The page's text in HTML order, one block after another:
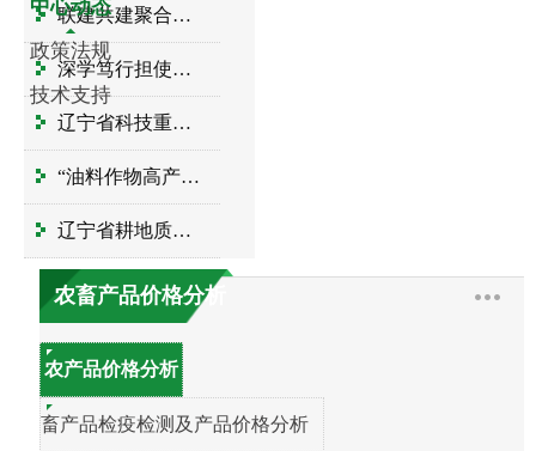
中心动态
政策法规
技术支持
联建共建聚合力 科普服务惠民生——水产志愿...
深学笃行担使命 守土护田建新功
辽宁省科技重大专项“优质高产茸用梅花鹿分...
“油料作物高产”技先行——朝阳市农广校成...
辽宁省耕地质量监测保护中心开展科学施肥调...
农畜产品价格分析
农产品价格分析
畜产品检疫检测及产品价格分析